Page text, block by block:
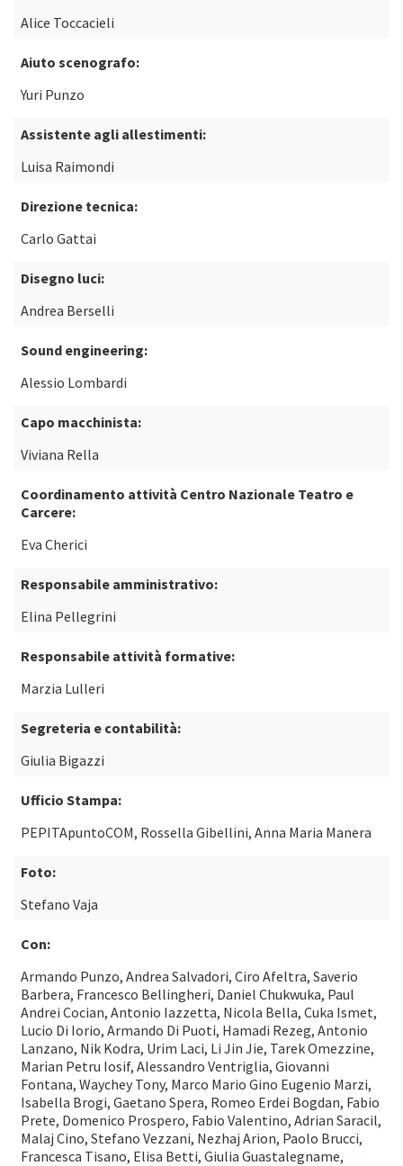
Alice Toccacieli
Aiuto scenografo:
Yuri Punzo
Assistente agli allestimenti:
Luisa Raimondi
Direzione tecnica:
Carlo Gattai
Disegno luci:
Andrea Berselli
Sound engineering:
Alessio Lombardi
Capo macchinista:
Viviana Rella
Coordinamento attività Centro Nazionale Teatro e
Carcere:
Eva Cherici
Responsabile amministrativo:
Elina Pellegrini
Responsabile attività formative:
Marzia Lulleri
Segreteria e contabilità:
Giulia Bigazzi
Ufficio Stampa:
PEPITApuntoCOM, Rossella Gibellini, Anna Maria Manera
Foto:
Stefano Vaja
Con:
Armando Punzo, Andrea Salvadori, Ciro Afeltra, Saverio
Barbera, Francesco Bellingheri, Daniel Chukwuka, Paul
Andrei Cocian, Antonio Iazzetta, Nicola Bella, Cuka Ismet,
Lucio Di Iorio, Armando Di Puoti, Hamadi Rezeg, Antonio
Lanzano, Nik Kodra, Urim Laci, Li Jin Jie, Tarek Omezzine,
Marian Petru Iosif, Alessandro Ventriglia, Giovanni
Fontana, Waychey Tony, Marco Mario Gino Eugenio Marzi,
Isabella Brogi, Gaetano Spera, Romeo Erdei Bogdan, Fabio
Prete, Domenico Prospero, Fabio Valentino, Adrian Saracil,
Malaj Cino, Stefano Vezzani, Nezhaj Arion, Paolo Brucci,
Francesca Tisano, Elisa Betti, Giulia Guastalegname,